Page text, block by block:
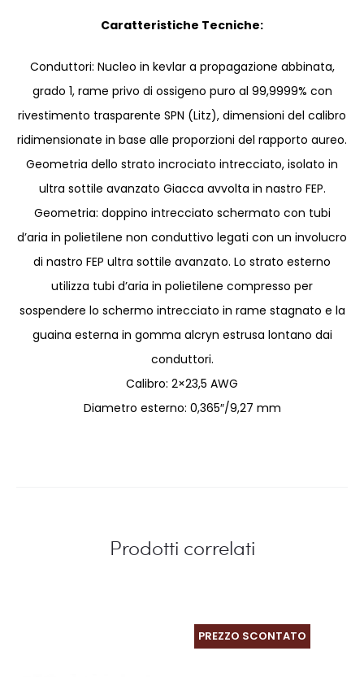
Caratteristiche Tecniche:
Conduttori: Nucleo in kevlar a propagazione abbinata,
grado 1, rame privo di ossigeno puro al 99,9999% con
rivestimento trasparente SPN (Litz), dimensioni del calibro
ridimensionate in base alle proporzioni del rapporto aureo.
Geometria dello strato incrociato intrecciato, isolato in
ultra sottile avanzato Giacca avvolta in nastro FEP.
Geometria: doppino intrecciato schermato con tubi
d’aria in polietilene non conduttivo legati con un involucro
di nastro FEP ultra sottile avanzato. Lo strato esterno
utilizza tubi d’aria in polietilene compresso per
sospendere lo schermo intrecciato in rame stagnato e la
guaina esterna in gomma alcryn estrusa lontano dai
conduttori.
Calibro: 2×23,5 AWG
Diametro esterno: 0,365″/9,27 mm
Prodotti correlati
PREZZO SCONTATO